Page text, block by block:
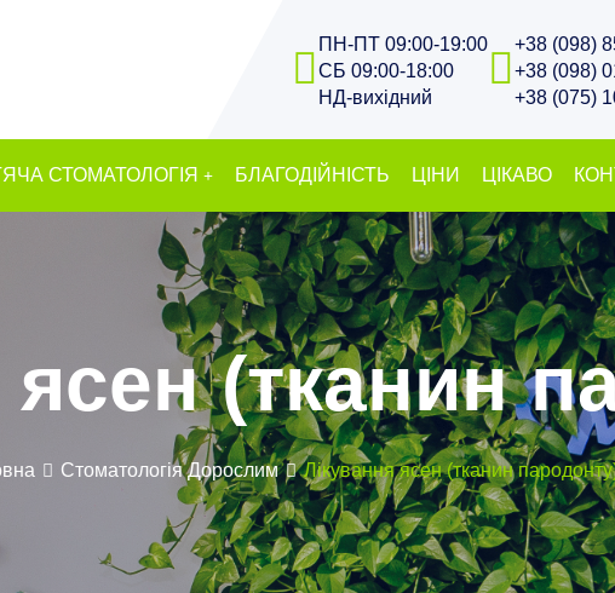
ПН-ПТ 09:00-19:00
СБ 09:00-18:00
НД-вихідний
+38 (098)
+38 (098)
+38 (075)
СТОМАТОЛОГІЯ БЛАГОДІЙНІСТЬ ЦІНИ ЦІКАВО
ясен (тканин
Стоматологія Дорослим Лікування ясен (тканин